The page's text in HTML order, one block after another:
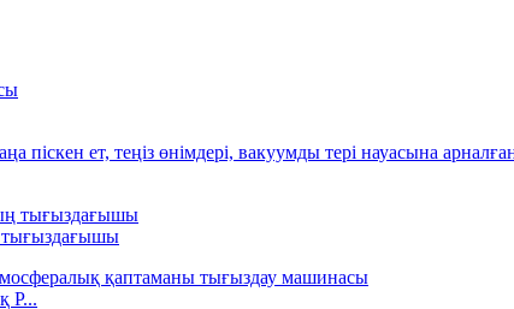
тығыздағышы
P...